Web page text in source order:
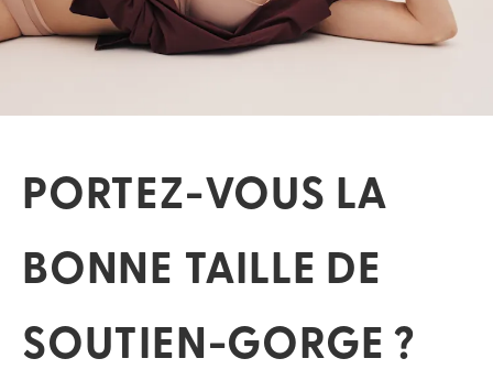
PORTEZ-VOUS LA
BONNE TAILLE DE
SOUTIEN-GORGE ?